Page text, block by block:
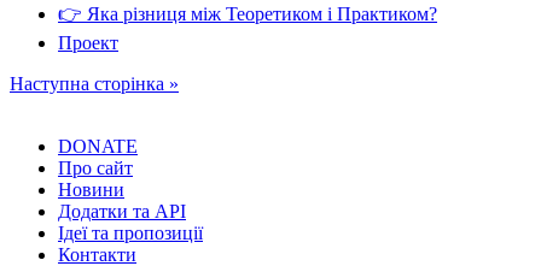
👉 Яка різниця між Теоретиком і Практиком?
Проект
Наступна сторінка »
DONATE
Про сайт
Новини
Додатки та API
Ідеї та пропозиції
Контакти